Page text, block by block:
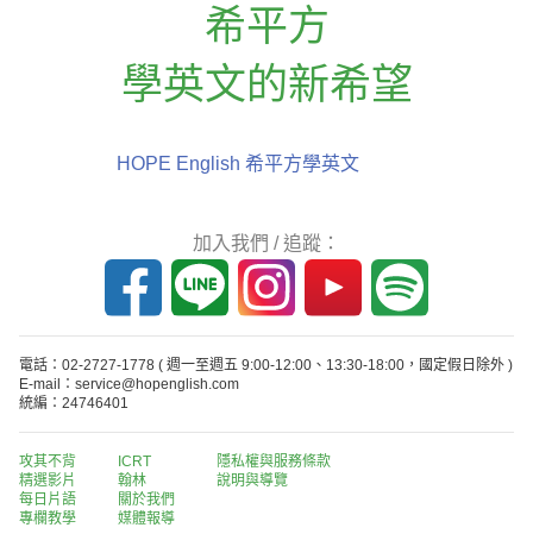
希平方
學英文的新希望
HOPE English 希平方學英文
加入我們 / 追蹤：
電話：02-2727-1778 ( 週一至週五 9:00-12:00、13:30-18:00，國定假日除外 )
E-mail：service@hopenglish.com
統編：24746401
攻其不背
精選影片
每日片語
專欄教學
ICRT
翰林
關於我們
媒體報導
隱私權與服務條款
說明與導覽